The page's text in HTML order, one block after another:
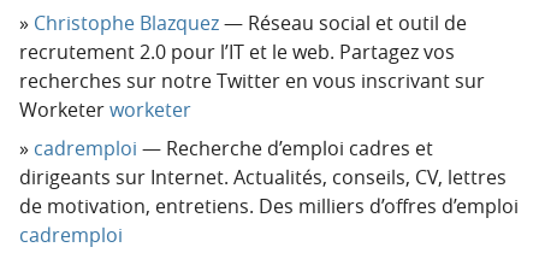
Christophe Blazquez— Réseau social et outil de
recrutement 2.0 pour l’IT et le web. Partagez vos
recherches sur notre Twitter en vous inscrivant sur
Worketerworketer
cadremploi — Recherche d’emploi cadres et
dirigeants sur Internet. Actualités, conseils, CV, lettres
de motivation, entretiens. Des milliers d’offres d’emploi
cadremploi